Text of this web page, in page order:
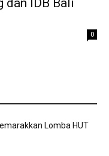
0
Lomba HUT